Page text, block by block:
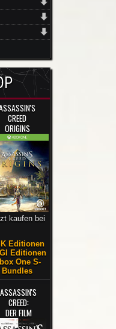
CREED
ORIGINS
kaufen bei
Editionen
Editionen
One S-
Bundles
ASSASSIN'S
CREED:
DER FILM